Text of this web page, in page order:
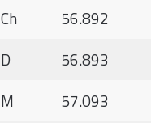
Ch
56.892
D
56.893
M
57.093